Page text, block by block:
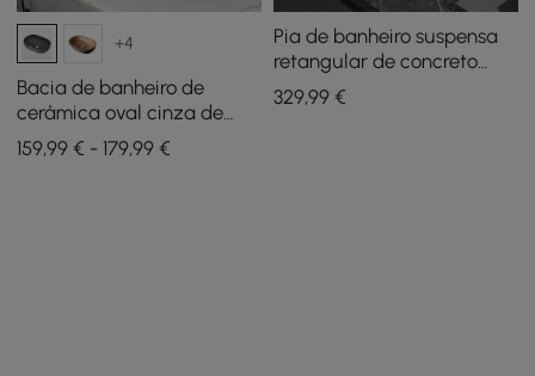
+4
Bacia de banheiro de
cerâmica oval cinza de
590 mm — Bacia de vaso
com vidro fosco
159,99 € - 179,99 €
Pia de banheiro suspensa
retangular de concreto
cinza de 23"
329,99€